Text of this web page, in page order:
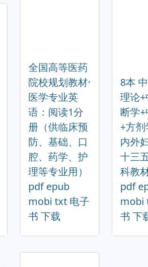
全国高等医药
院校规划教材·
医学专业英
语：阅读1分
册（供临床预
防、基础、口
腔、药学、护
理等专业用）
pdf epub
mobi txt 电子
书 下载
8本
理论
断学
+方
内外
十三
科教
pdf
mobi
书 下